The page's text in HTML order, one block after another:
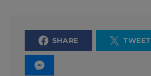
SHARE TWEET